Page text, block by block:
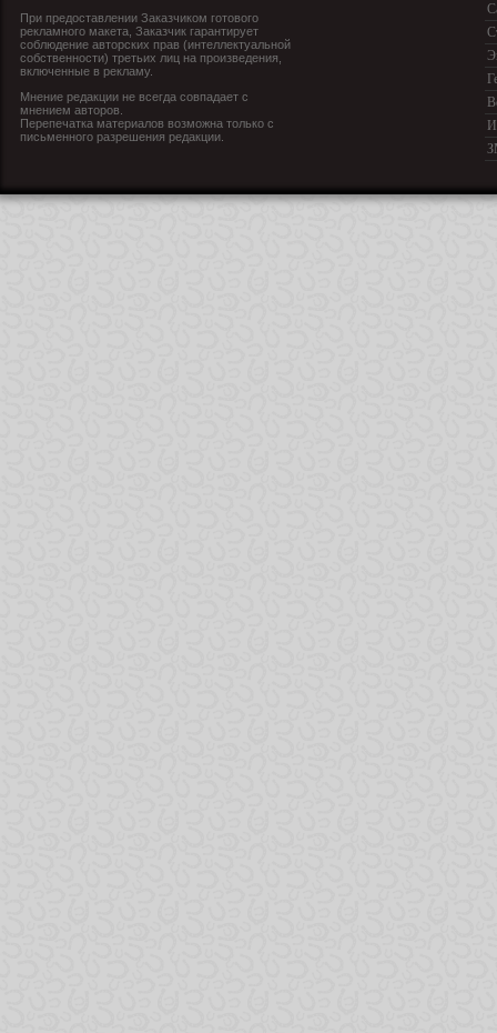
При предоставлении Заказчиком готового
рекламного макета, Заказчик гарантирует
соблюдение авторских прав (интеллектуальной
собственности) третьих лиц на произведения,
включенные в рекламу.
Мнение редакции не всегда совпадает с
мнением авторов.
Перепечатка материалов возможна только с
письменного разрешения редакции.